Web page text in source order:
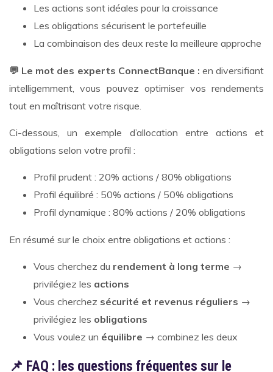
Les actions sont idéales pour la croissance
Les obligations sécurisent le portefeuille
La combinaison des deux reste la meilleure approche
💬 Le mot des experts ConnectBanque : en diversifiant
intelligemment, vous pouvez optimiser vos rendements
tout en maîtrisant votre risque.
Ci-dessous, un exemple d’allocation entre actions et
obligations selon votre profil :
Profil prudent : 20% actions / 80% obligations
Profil équilibré : 50% actions / 50% obligations
Profil dynamique : 80% actions / 20% obligations
En résumé sur le choix entre obligations et actions :
Vous cherchez du rendement à long terme →
privilégiez les actions
Vous cherchez sécurité et revenus réguliers →
privilégiez les obligations
Vous voulez un équilibre → combinez les deux
📌 FAQ : les questions fréquentes sur le